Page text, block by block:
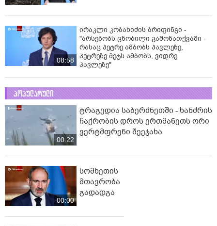
08:58
ირაკლი კობახიძის ბრიფინგი -
"არსებობს ცნობილი გამონათქვამი -
რასაც პეტრე ამბობს პავლეზე,
პეტრეზე მეტს ამბობს, ვიდრე
პავლეზე"
პოპულარული
00:22
ტრაგედია საბერძნეთში - ხანძრის
ჩაქრობის დროს ერთმანეთს ორი
ვერტმფრენი შეეჯახა
00:00
სომხეთის
მთავრობა
გადადგა